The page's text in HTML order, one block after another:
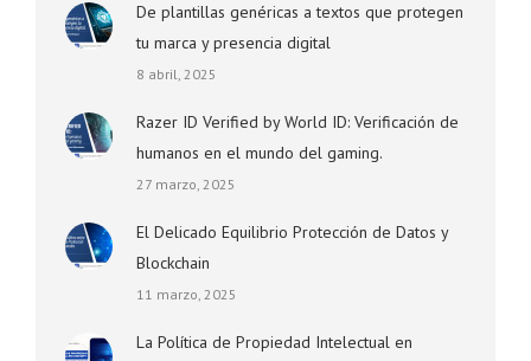
De plantillas genéricas a textos que protegen
tu marca y presencia digital
8 abril, 2025
Razer ID Verified by World ID: Verificación de
humanos en el mundo del gaming.
27 marzo, 2025
El Delicado Equilibrio Protección de Datos y
Blockchain
11 marzo, 2025
La Política de Propiedad Intelectual en